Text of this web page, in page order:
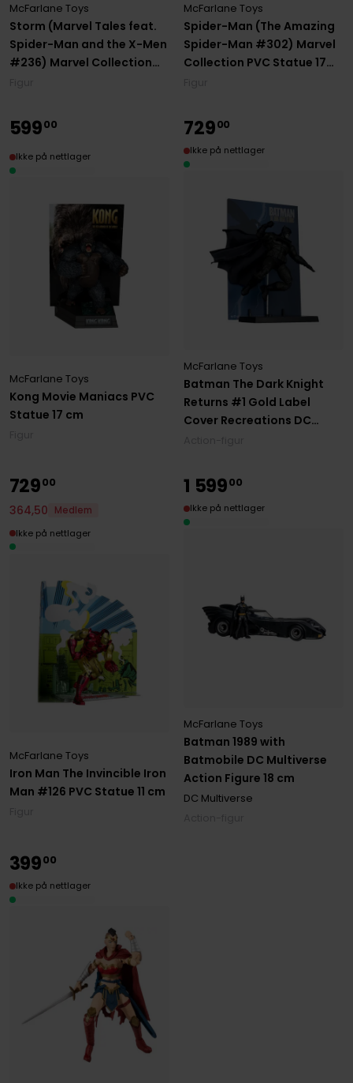
Storm (Marvel Tales feat.
Spider-Man and the X-Men
#236) Marvel Collection
McFarlane Toys
Spider-Man (The Amazing
Spider-Man #302) Marvel
Collection PVC Statue 17
McFarlane Toys
Kong Movie Maniacs PVC
Statue 17 cm
McFarlane Toys
59900
Ikke på nettlager
Batman The Dark Knight
Returns #1 Gold Label
Cover Recreations DC
McFarlane Toys
72900
Ikke på nettlager
Iron Man The Invincible Iron
Man #126 PVC Statue 11 cm
McFarlane Toys
72900
364,50
Medlem
Ikke på nettlager
Batman 1989 with
Batmobile DC Multiverse
Action Figure 18 cm
McFarlane Toys
DC Multiverse
1 59900
Ikke på nettlager
39900
Ikke på nettlager